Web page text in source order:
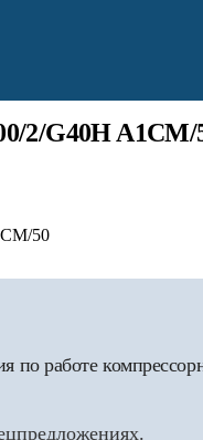
2/G40H A1CM/
50
по работе